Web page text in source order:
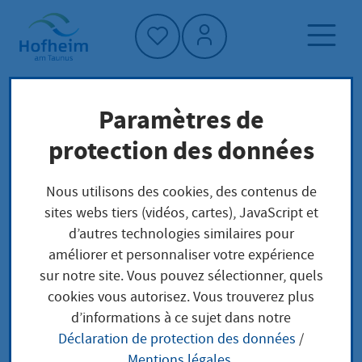
Accueil"
Page d'accueil
Trouver un service
Préoccupations locales
Eine Versammlung anzeigen
Eine Versammlung
anzeigen
Paramètres de
protection des données
Nous utilisons des cookies, des contenus de
sites webs tiers (vidéos, cartes), JavaScript et
d’autres technologies similaires pour
améliorer et personnaliser votre expérience
sur notre site. Vous pouvez sélectionner, quels
cookies vous autorisez. Vous trouverez plus
d’informations à ce sujet dans notre
Déclaration de protection des données /